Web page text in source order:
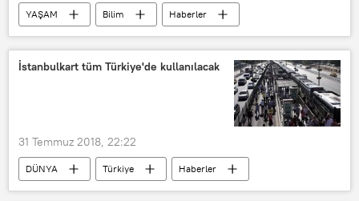
YAŞAM Bilim
Haberler
Mars
DÜNYA
İstanbulkart tüm Türkiye'de kullanılacak
31 Temmuz 2018, 22:22
DÜNYA Türkiye
Haberler
TÜRKİYE
Mevlüt Uysal